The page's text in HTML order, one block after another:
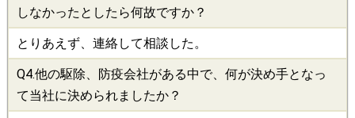
しなかったとしたら何故ですか？
とりあえず、連絡して相談した。
Q4.他の駆除、 防疫会社がある中で、何が決め手となっ
て当社に決められましたか？